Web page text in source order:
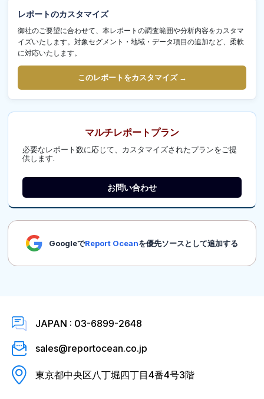
レポートのカスタマイズ
御社のご要望に合わせて、本レポートの調査範囲や分析内容をカスタマ
イズいたします。対象セグメント・地域・データ項目の追加など、柔軟
に対応いたします。
このレポートをカスタマイズ →
マルチレポートプラン
必要なレポート数に応じて、カスタマイズされたプランをご提
供します.
お問い合わせ
GoogleでReport Oceanを優先ソースとして追加する
JAPAN : 03-6899-2648
sales@reportocean.co.jp
東京都中央区八丁堀四丁目4番4号3階